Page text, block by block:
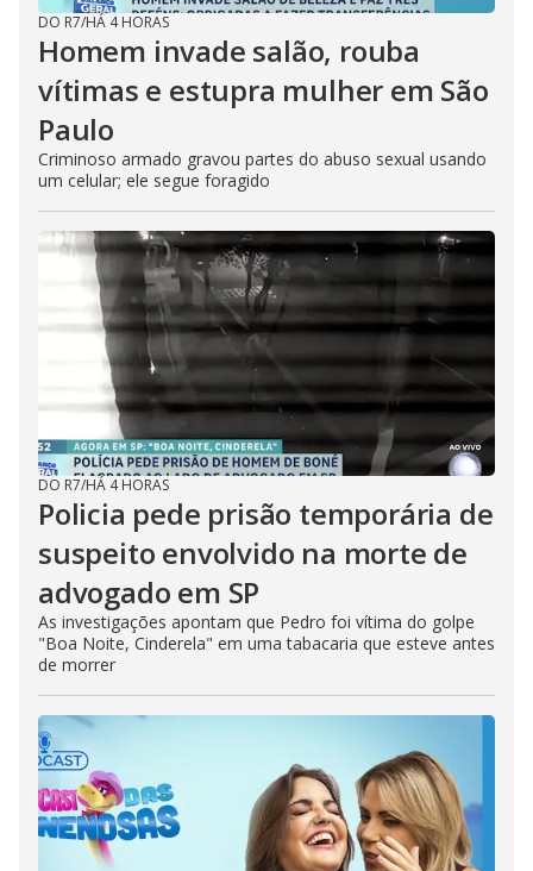
DO R7/HÁ 4 HORAS
Homem invade salão, rouba
vítimas e estupra mulher em São
Paulo
Criminoso armado gravou partes do abuso sexual usando
um celular; ele segue foragido
DO R7/HÁ 4 HORAS
Policia pede prisão temporária de
suspeito envolvido na morte de
advogado em SP
As investigações apontam que Pedro foi vítima do golpe
"Boa Noite, Cinderela" em uma tabacaria que esteve antes
de morrer